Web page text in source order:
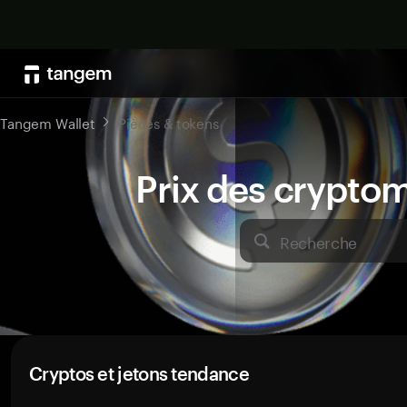
Prix des
Recherche
Tangem Wallet Pièces & tokens
Cryptos et jetons tendance